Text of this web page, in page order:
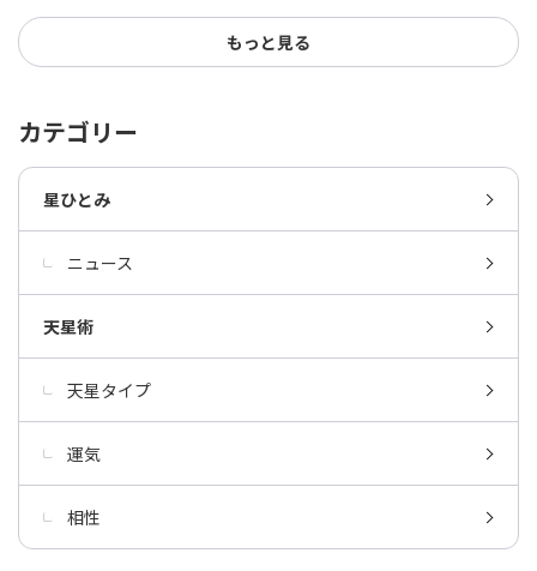
もっと見る
カテゴリー
星ひとみ
ニュース
天星術
天星タイプ
運気
相性